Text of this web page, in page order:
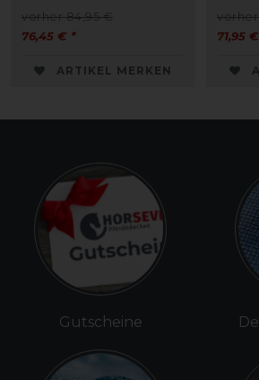
vorher 84,95 €
76,45 € *
ARTIKEL MERKEN
71,95
Gutscheine